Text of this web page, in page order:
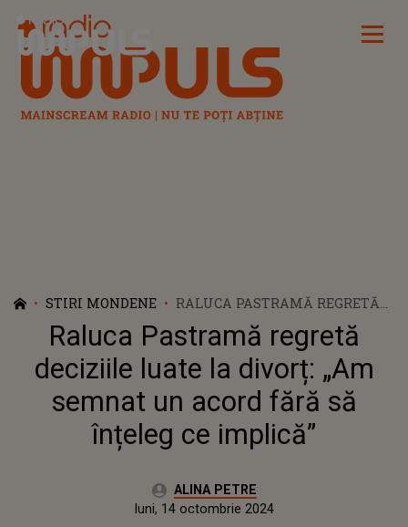
Radio Impuls
STIRI MONDENE
RALUCA PASTRAMĂ REGRETĂ
DECIZIILE LUATE LA DIVORȚ:
„AM SEMNAT UN ACORD FĂRĂ
SĂ ÎNȚELEG CE IMPLICĂ”
Raluca Pastramă regretă
deciziile luate la divorț: „Am
semnat un acord fără să
înțeleg ce implică”
Autor:ALINA PETRE
Publicat:
luni, 14 octombrie 2024